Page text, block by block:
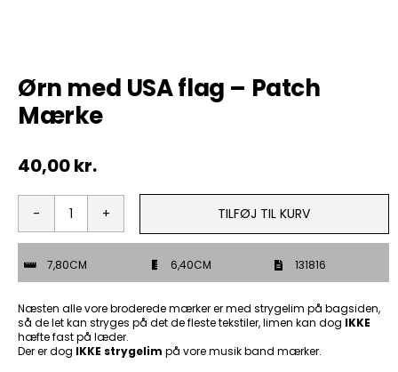
ØL & Spiritus
Ørn med USA flag – Patch
Mærke
40,00kr.
Ørn
med
flag
-
Patch
Mærke
antal
TILFØJ TIL KURV
7,80CM 6,40CM 131816
Næsten alle vore broderede mærker er med strygelim på bagsiden,
så de let kan stryges på det de fleste tekstiler, limen kan dog IKKE
hæfte fast på læder.
Der er dog IKKE strygelim på vore musik band mærker.